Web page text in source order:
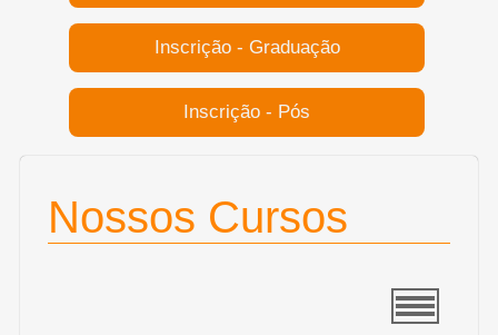
Inscrição - Graduação
Inscrição - Pós
Nossos Cursos